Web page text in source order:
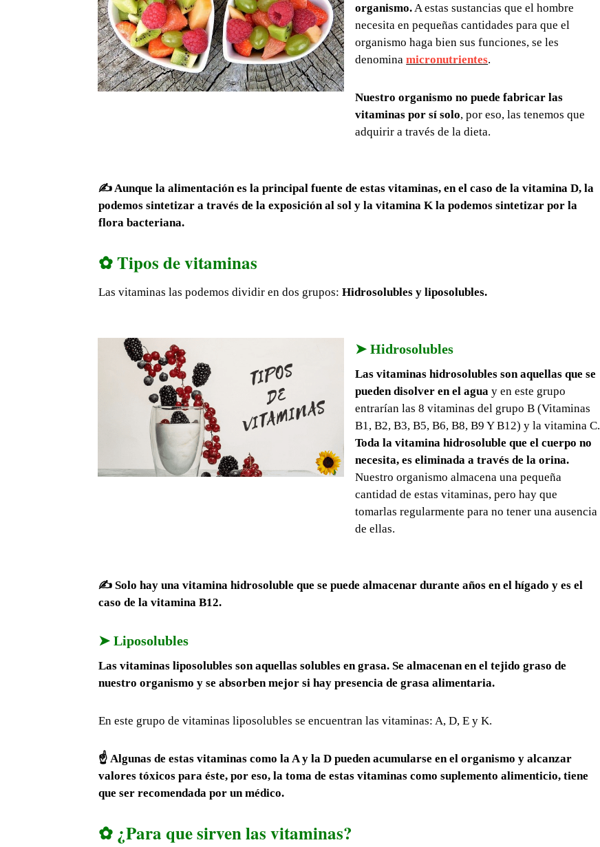
organismo.A estas sustancias que el hombre
necesita en pequeñas cantidades para que el
organismo haga bien sus funciones, se les
denominamicronutrientes.
Nuestro organismo no puede fabricar las
vitaminas por sí solo, por eso, las tenemos que
adquirir a través de la dieta.
✍ Aunque la alimentación es la principal fuente de estas vitaminas, en el caso de la vitamina D, la
podemos sintetizar a través de la exposición al sol y la vitamina K la podemos sintetizar por la
flora bacteriana.
✿ Tipos de vitaminas
Las vitaminas las podemos dividir en dos grupos: Hidrosolubles y liposolubles.
➤ Hidrosolubles
Las vitaminas hidrosolubles son aquellas que se
pueden disolver en el agua y en este grupo
entrarían las 8 vitaminas del grupo B (Vitaminas
B1, B2, B3, B5, B6, B8, B9 Y B12) y la vitamina C.
Toda la vitamina hidrosoluble que el cuerpo no
necesita, es eliminada a través de la orina.
Nuestro organismo almacena una pequeña
cantidad de estas vitaminas, pero hay que
tomarlas regularmente para no tener una ausencia
de ellas.
✍ Solo hay una vitamina hidrosoluble que se puede almacenar durante años en el hígado y es el
caso de la vitamina B12.
➤ Liposolubles
Las vitaminas liposolubles son aquellas solubles en grasa. Se almacenan en el tejido graso de
nuestro organismo y se absorben mejor si hay presencia de grasa alimentaria.
En este grupo de vitaminas liposolubles se encuentran las vitaminas: A, D, E y K.
☝ Algunas de estas vitaminas como la A y la D pueden acumularse en el organismo y alcanzar
valores tóxicos para éste, por eso, la toma de estas vitaminas como suplemento alimenticio, tiene
que ser recomendada por un médico.
✿ ¿Para que sirven las vitaminas?